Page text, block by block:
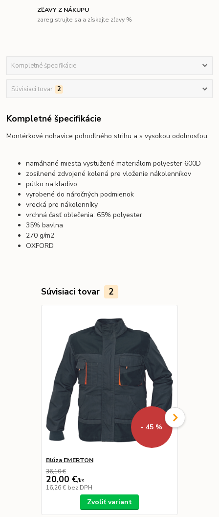
ZĽAVY Z NÁKUPU
zaregistrujte sa a získajte zľavy %
Kompletné špecifikácie
Súvisiaci tovar 2
Kompletné špecifikácie
Montérkové nohavice pohodlného strihu a s vysokou odolnosťou.
namáhané miesta vystužené materiálom polyester 600D
zosilnené zdvojené kolená pre vloženie nákolenníkov
pútko na kladivo
vyrobené do náročných podmienok
vrecká pre nákolenníky
vrchná časť oblečenia: 65% polyester
35% bavlna
270 g/m2
OXFORD
Súvisiaci tovar 2
- 45 %
Blúza EMERTON
36,10 €
20,00 €/ks
16,26 € bez DPH
Zvoliť variant